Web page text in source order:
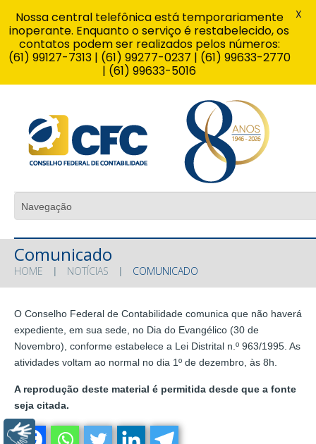
Comunicado
HOME NOTÍCIAS COMUNICADO
O Conselho Federal de Contabilidade comunica que não haverá
expediente, em sua sede, no Dia do Evangélico (30 de
Novembro), conforme estabelece a Lei Distrital n.º 963/1995. As
atividades voltam ao normal no dia 1º de dezembro, às 8h.
A reprodução deste material é permitida desde que a fonte
seja citada.
Nossa central telefônica está temporariamente
inoperante. Enquanto o serviço é restabelecido, os
contatos podem ser realizados pelos números:
(61) 99127-7313 | (61) 99277-0237 | (61) 99633-2770
| (61) 99633-5016
X
Libras